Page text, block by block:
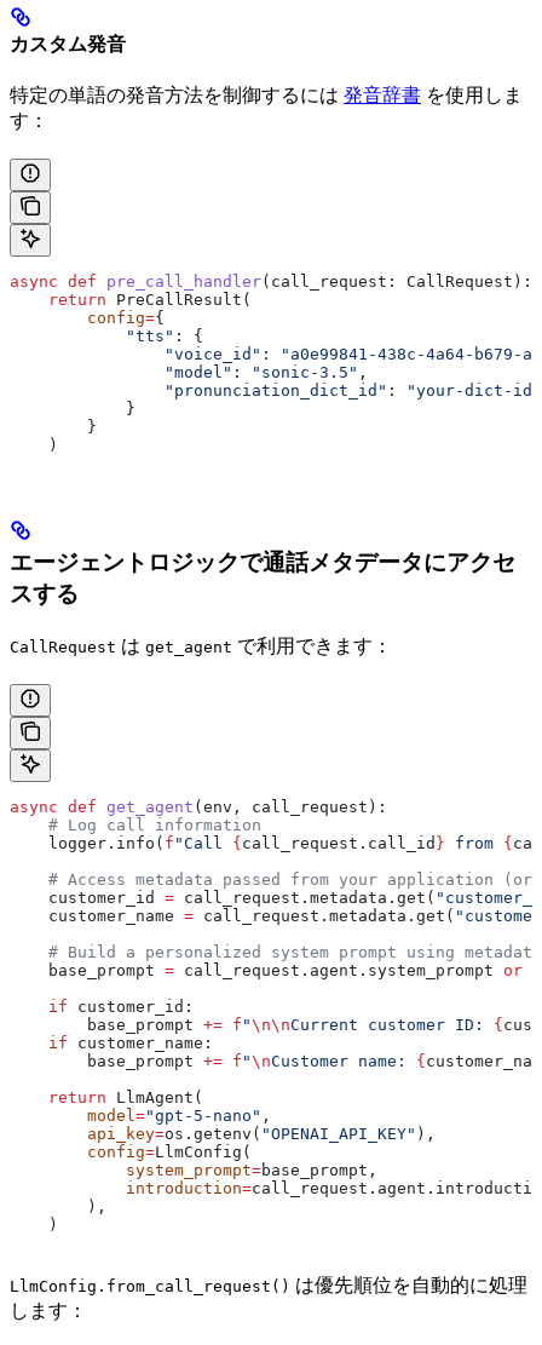
カスタム発音
特定の単語の発音方法を制御するには 発音辞書 を使用しま
す：
async def pre_call_handler( call_request : CallRequest):
    return
PreCallResult(
        config
={
            "tts"
: {
                "voice_id"
:
"a0e99841-438c-4a64-b679-
                "model"
: "sonic-3.5" ,
                "pronunciation_dict_id"
:
"your-dict-id"
            }
        }
    )
エージェントロジックで通話メタデータにアクセ
スする
CallRequest は get_agent で利用できます：
async def get_agent ( env , call_request ):
    # Log call information
    logger.info(
f "Call { call_request.call_id } from {
# Access metadata passed from your application (or
    customer_id
= call_request.metadata.get(
    customer_name
= call_request.metadata.get(
    # Build a personalized system prompt using metadata
    base_prompt
= call_request.agent.system_prompt or
    if
customer_id:
        base_prompt
+= f "\n\nCurrent customer ID: {
    if
customer_name:
        base_prompt
+= f "\nCustomer name: {
    return
LlmAgent(
        model
="gpt-5-nano" ,
        api_key
=os.getenv( "OPENAI_API_KEY" ),
        config
=LlmConfig(
            system_prompt
=base_prompt,
            introduction
=
        ),
    )
LlmConfig.from_call_request() は優先順位を自動的に処理
します：